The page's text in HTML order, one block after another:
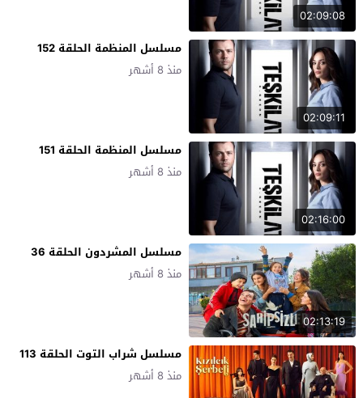
02:09:08
02:09:11
مسلسل المنظمة الحلقة 152
منذ 8 أشهر
02:16:00
مسلسل المنظمة الحلقة 151
منذ 8 أشهر
02:13:19
مسلسل المشردون الحلقة 36
منذ 8 أشهر
مسلسل شراب التوت الحلقة 113
منذ 8 أشهر